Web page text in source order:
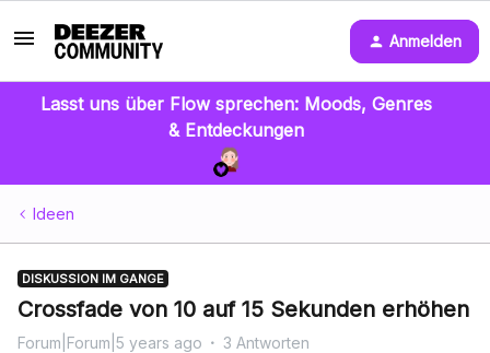
Anmelden
Lasst uns über Flow sprechen: Moods, Genres
& Entdeckungen
Ideen
DISKUSSION IM GANGE
Crossfade von 10 auf 15 Sekunden erhöhen
Forum|Forum|5 years ago 3 Antworten